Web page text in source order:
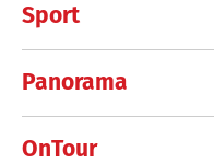
Sport
Panorama
OnTour